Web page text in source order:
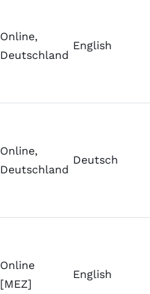
Online,
Deutschland
English
Online,
Deutschland
Deutsch
Online
[MEZ]
English